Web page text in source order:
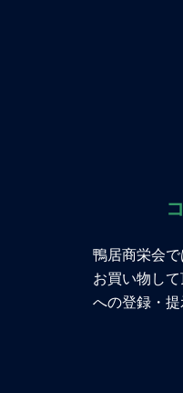
鴨居商栄会
お買い物し
への登録・提